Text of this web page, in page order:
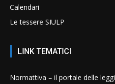
Calendari
Le tessere SIULP
LINK TEMATICI
Normattiva – il portale delle leggi